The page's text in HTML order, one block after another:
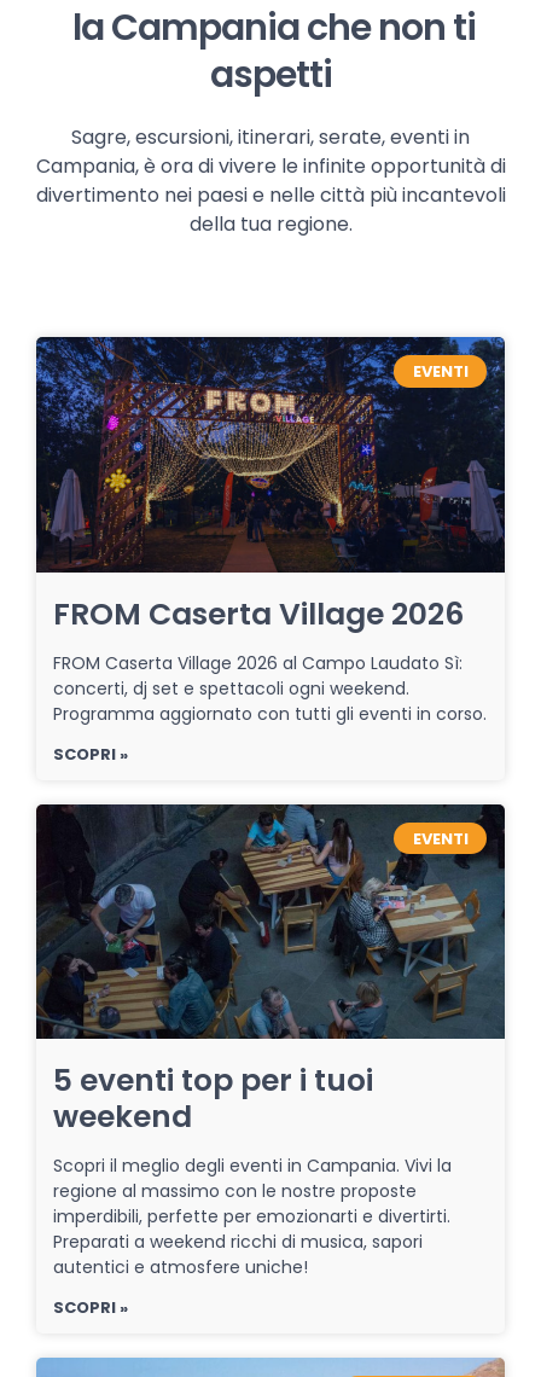
la Campania che non ti
aspetti
Sagre, escursioni, itinerari, serate, eventi in
Campania, è ora di vivere le infinite opportunità di
divertimento nei paesi e nelle città più incantevoli
della tua regione.
EVENTI
FROM Caserta Village 2026
FROM Caserta Village 2026 al Campo Laudato Sì:
concerti, dj set e spettacoli ogni weekend.
Programma aggiornato con tutti gli eventi in corso.
SCOPRI »
EVENTI
5 eventi top per i tuoi
weekend
Scopri il meglio degli eventi in Campania. Vivi la
regione al massimo con le nostre proposte
imperdibili, perfette per emozionarti e divertirti.
Preparati a weekend ricchi di musica, sapori
autentici e atmosfere uniche!
SCOPRI »